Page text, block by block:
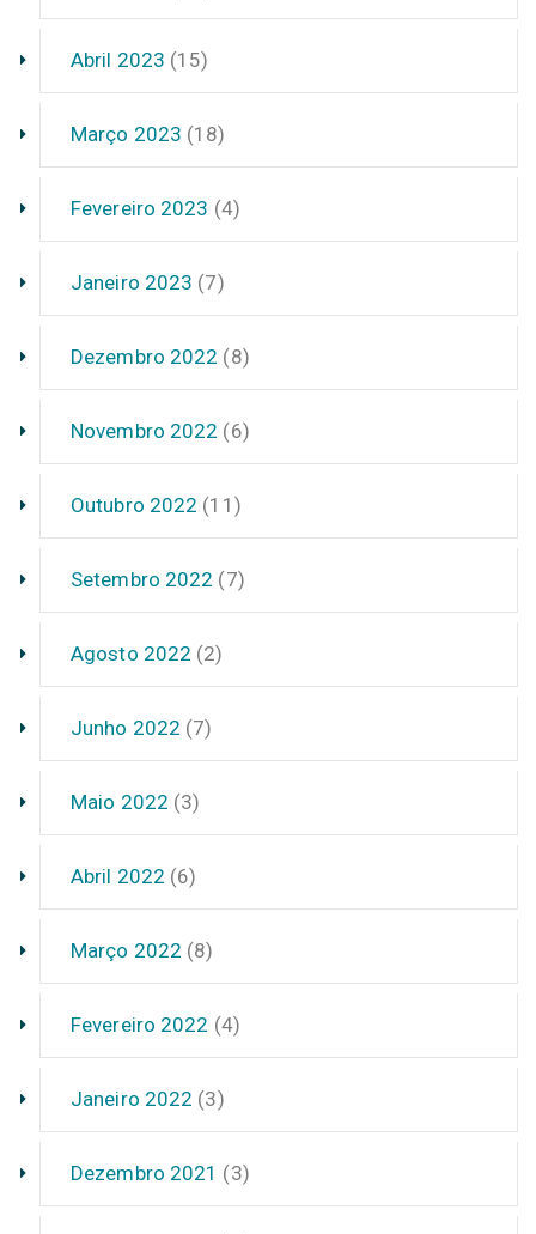
Abril 2023 (15)
Março 2023 (18)
Fevereiro 2023 (4)
Janeiro 2023 (7)
Dezembro 2022 (8)
Novembro 2022 (6)
Outubro 2022 (11)
Setembro 2022 (7)
Agosto 2022 (2)
Junho 2022 (7)
Maio 2022 (3)
Abril 2022 (6)
Março 2022 (8)
Fevereiro 2022 (4)
Janeiro 2022 (3)
Dezembro 2021 (3)